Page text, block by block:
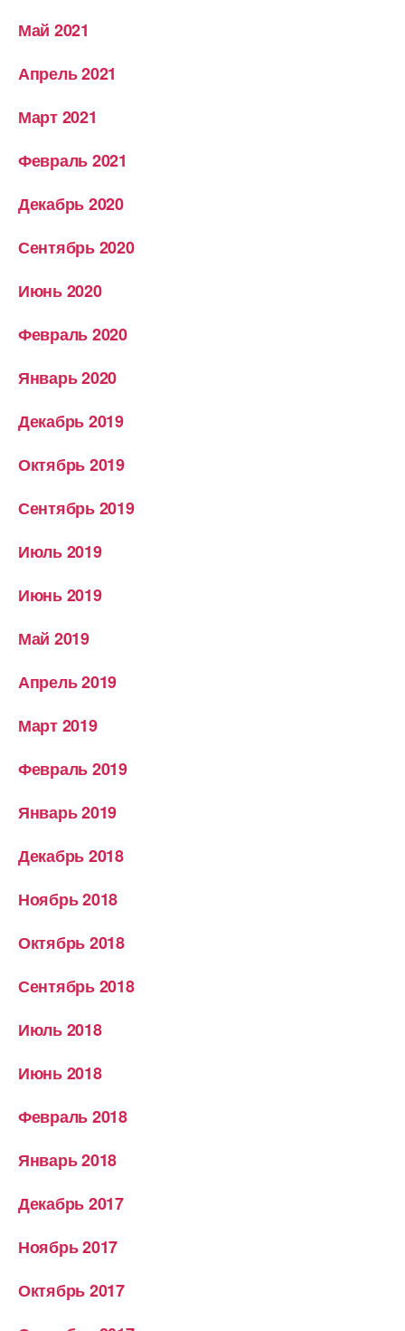
Май 2021
Апрель 2021
Март 2021
Февраль 2021
Декабрь 2020
Сентябрь 2020
Июнь 2020
Февраль 2020
Январь 2020
Декабрь 2019
Октябрь 2019
Сентябрь 2019
Июль 2019
Июнь 2019
Май 2019
Апрель 2019
Март 2019
Февраль 2019
Январь 2019
Декабрь 2018
Ноябрь 2018
Октябрь 2018
Сентябрь 2018
Июль 2018
Июнь 2018
Февраль 2018
Январь 2018
Декабрь 2017
Ноябрь 2017
Октябрь 2017